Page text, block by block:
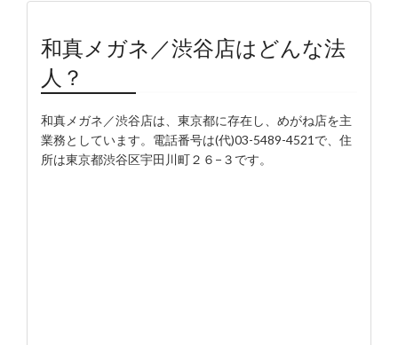
和真メガネ／渋谷店はどんな法
人？
和真メガネ／渋谷店は、東京都に存在し、めがね店を主
業務としています。電話番号は(代)03-5489-4521で、住
所は東京都渋谷区宇田川町２６−３です。